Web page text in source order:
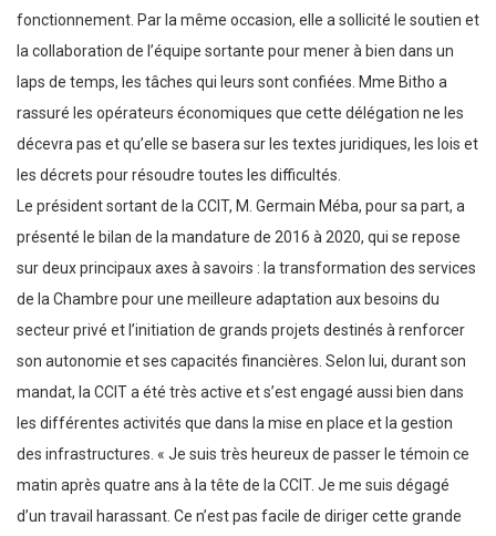
fonctionnement. Par la même occasion, elle a sollicité le soutien et
la collaboration de l’équipe sortante pour mener à bien dans un
laps de temps, les tâches qui leurs sont confiées. Mme Bitho a
rassuré les opérateurs économiques que cette délégation ne les
décevra pas et qu’elle se basera sur les textes juridiques, les lois et
les décrets pour résoudre toutes les difficultés.
Le président sortant de la CCIT, M. Germain Méba, pour sa part, a
présenté le bilan de la mandature de 2016 à 2020, qui se repose
sur deux principaux axes à savoirs : la transformation des services
de la Chambre pour une meilleure adaptation aux besoins du
secteur privé et l’initiation de grands projets destinés à renforcer
son autonomie et ses capacités financières. Selon lui, durant son
mandat, la CCIT a été très active et s’est engagé aussi bien dans
les différentes activités que dans la mise en place et la gestion
des infrastructures. « Je suis très heureux de passer le témoin ce
matin après quatre ans à la tête de la CCIT. Je me suis dégagé
d’un travail harassant. Ce n’est pas facile de diriger cette grande